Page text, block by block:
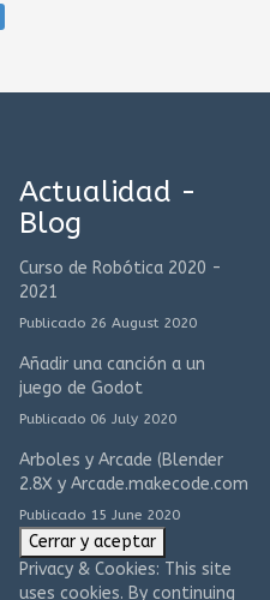
Actualidad -
Blog
Curso de Robótica 2020 -
2021
Publicado 26 August 2020
Añadir una canción a un
juego de Godot
Publicado 06 July 2020
Arboles y Arcade (Blender
2.8X y Arcade.makecode.com
Publicado 15 June 2020
Privacy & Cookies: This site
uses cookies. By continuing